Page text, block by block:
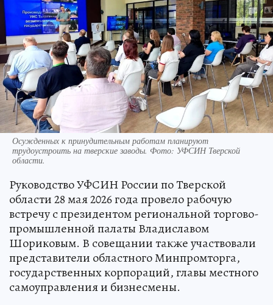
Осужденных к принудительным работам планируют
трудоустроить на тверские заводы. Фото: УФСИН Тверской
области.
Руководство УФСИН России по Тверской
области 28 мая 2026 года провело рабочую
встречу с президентом региональной торгово-
промышленной палаты Владиславом
Шориковым. В совещании также участвовали
представители областного Минпромторга,
государственных корпораций, главы местного
самоуправления и бизнесмены.